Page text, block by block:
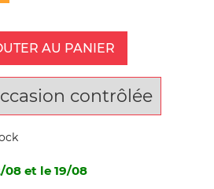
AU PANIER
contrôlée
08 et le 19/08